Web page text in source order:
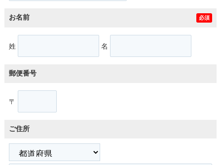
お名前 必須
姓 名
郵便番号
〒
ご住所